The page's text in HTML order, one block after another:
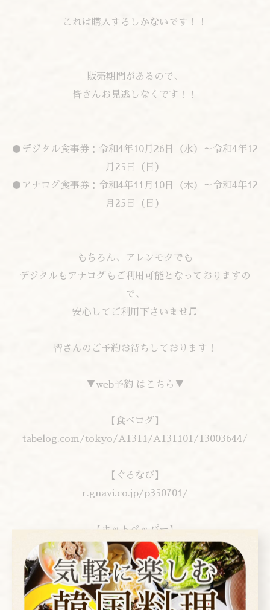
これは購入するしかないです！！
販売期間があるので、
皆さんお見逃しなくです！！
●デジタル食事券：令和4年10月26日（水）～令和4年12
月25日（日）
●アナログ食事券：令和4年11月10日（木）～令和4年12
月25日（日）
もちろん、アレンモクでも
デジタルもアナログもご利用可能となっておりますの
で、
安心してご利用下さいませ♫
皆さんのご予約お待ちしております！
▼web予約 はこちら▼
【食べログ】
tabelog.com/tokyo/A1311/A131101/13003644/
【ぐるなび】
r.gnavi.co.jp/p350701/
【ホットペッパー】
www.hotpepper.jp/strJ000233107/
【Retty】
retty.me/area/PRE13/ARE9/SUB901/10000009824